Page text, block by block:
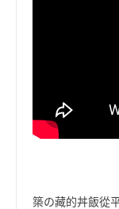
築の藏的丼飯從